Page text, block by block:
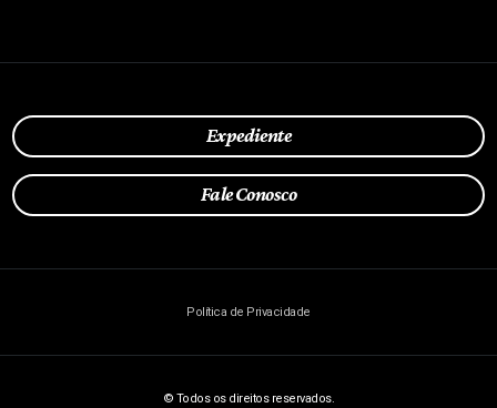
Expediente
Fale Conosco
Política de Privacidade
© Todos os direitos reservados.